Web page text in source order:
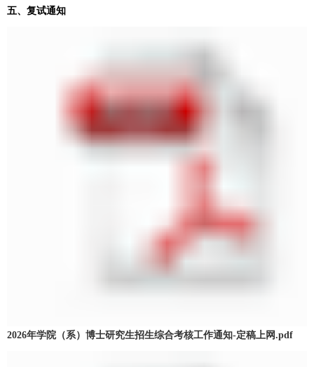
五、复试通知
2026年学院（系）博士研究生招生综合考核工作通知-定稿上网.pdf